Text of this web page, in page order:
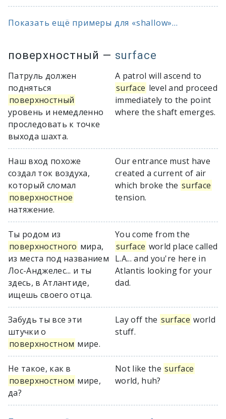
Показать ещё примеры для «shallow»...
поверхностный — surface
Патруль должен
подняться
поверхностный
уровень и немедленно
проследовать к точке
выхода шахта.
A patrol will ascend to
surface level and proceed
immediately to the point
where the shaft emerges.
Наш вход похоже
создал ток воздуха,
который сломал
поверхностное
натяжение.
Our entrance must have
created a current of air
which broke the surface
tension.
Ты родом из
поверхностного мира,
из места под названием
Лос-Анджелес... и ты
здесь, в Атлантиде,
ищешь своего отца.
You come from the
surface world place called
L.A... and you're here in
Atlantis looking for your
dad.
Забудь ты все эти
штучки о
поверхностном мире.
Lay off the surface world
stuff.
Не такое, как в
поверхностном мире,
да?
Not like the surface
world, huh?